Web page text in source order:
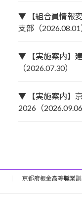
▼ 【組合員情報
支部（2026.08.01
▼ 【実施案内】
（2026.07.30）
▼ 【実施案内】
2026（2026.09.06
京都府板金高等職業訓